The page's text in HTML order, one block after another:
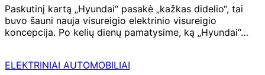
Paskutinį kartą „Hyundai“ pasakė „kažkas didelio“, tai
buvo šauni nauja visureigio elektrinio visureigio
koncepcija. Po kelių dienų pamatysime, ką „Hyundai“…
ELEKTRINIAI AUTOMOBILIAI